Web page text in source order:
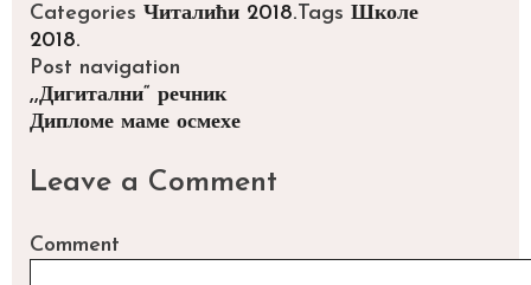
Categories Читалићи 2018.Tags Школе
2018.
Post navigation
,,Дигитални“ речник
Дипломе маме осмехе
Leave a Comment
Comment